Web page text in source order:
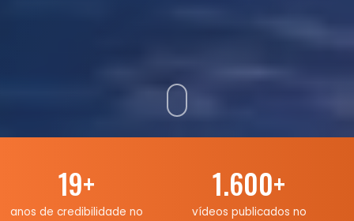
19+
anos de credibilidade no
1.600+
vídeos publicados no